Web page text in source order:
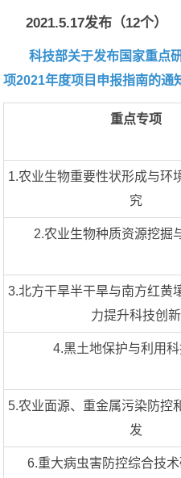
2021.5.17发布（12个）
科技部关于发布国家重点
项2021年度项目申报指南的通
重点专项
1.农业生物重要性状形成与环
究
2.农业生物种质资源挖掘
3.北方干旱半干旱与南方红黄
力提升科技创新
4.黑土地保护与利用
5.农业面源、重金属污染防控
发
6.重大病虫害防控综合技